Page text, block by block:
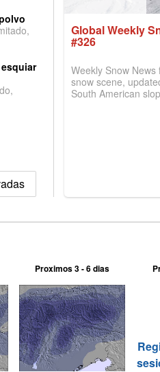
Global Weekly
#326
Weekly Snow News
snow scene,
South American
Proximos 3 - 6 dias